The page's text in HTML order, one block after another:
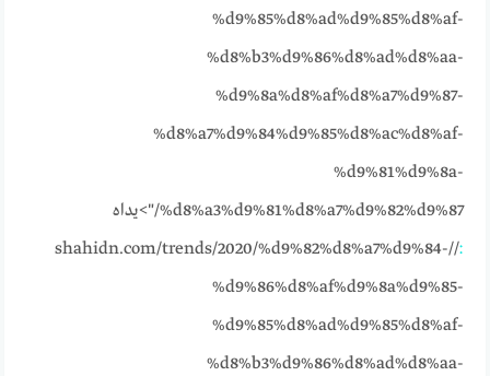
%d9%85%d8%ad%d9%85%d8%af-
%d8%b3%d9%86%d8%ad%d8%aa-
%d9%8a%d8%af%d8%a7%d9%87-
%d8%a7%d9%84%d9%85%d8%ac%d8%af-
%d9%81%d9%8a-
%d8%a3%d9%81%d8%a7%d9%82%d9%87/">يداه
:
//shahidn.com/trends/2020/%d9%82%d8%a7%d9%84-
%d9%86%d8%af%d9%8a%d9%85-
%d9%85%d8%ad%d9%85%d8%af-
%d8%b3%d9%86%d8%ad%d8%aa-